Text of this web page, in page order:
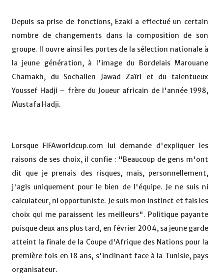
Depuis sa prise de fonctions, Ezaki a effectué un certain
nombre de changements dans la composition de son
groupe. Il ouvre ainsi les portes de la sélection nationale à
la jeune génération, à l'image du Bordelais Marouane
Chamakh, du Sochalien Jawad Zaïri et du talentueux
Youssef Hadji – frère du Joueur africain de l'année 1998,
Mustafa Hadji.
Lorsque FIFAworldcup.com lui demande d'expliquer les
raisons de ses choix, il confie : "Beaucoup de gens m'ont
dit que je prenais des risques, mais, personnellement,
j'agis uniquement pour le bien de l'équipe. Je ne suis ni
calculateur, ni opportuniste. Je suis mon instinct et fais les
choix qui me paraissent les meilleurs". Politique payante
puisque deux ans plus tard, en février 2004, sa jeune garde
atteint la finale de la Coupe d'Afrique des Nations pour la
première fois en 18 ans, s'inclinant face à la Tunisie, pays
organisateur.